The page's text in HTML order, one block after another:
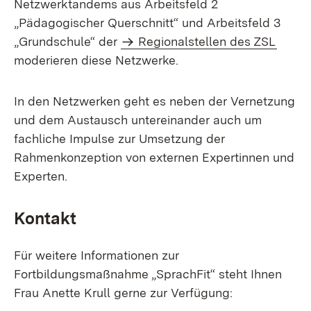
Netzwerktandems aus Arbeitsfeld 2
„Pädagogischer Querschnitt“ und Arbeitsfeld 3
„Grundschule“ der
Regionalstellen des ZSL
moderieren diese Netzwerke.
In den Netzwerken geht es neben der Vernetzung
und dem Austausch untereinander auch um
fachliche Impulse zur Umsetzung der
Rahmenkonzeption von externen Expertinnen und
Experten.
Kontakt
Für weitere Informationen zur
Fortbildungsmaßnahme „SprachFit“ steht Ihnen
Frau Anette Krull gerne zur Verfügung: